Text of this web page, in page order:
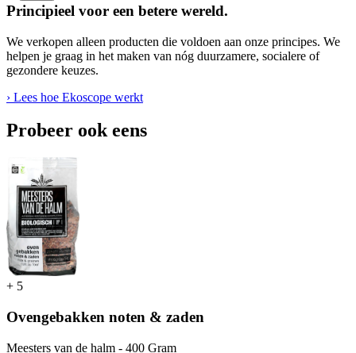
Principieel voor een betere wereld.
We verkopen alleen producten die voldoen aan onze principes. We
helpen je graag in het maken van nóg duurzamere, socialere of
gezondere keuzes.
› Lees hoe Ekoscope werkt
Probeer ook eens
+ 5
Ovengebakken noten & zaden
Meesters van de halm - 400 Gram